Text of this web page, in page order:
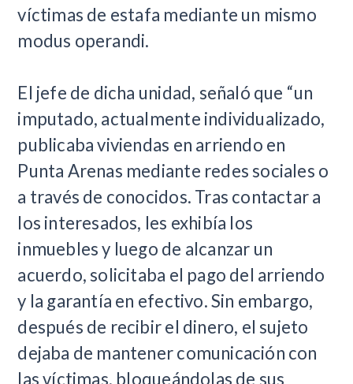
víctimas de estafa mediante un mismo
modus operandi.
El jefe de dicha unidad, señaló que “un
imputado, actualmente individualizado,
publicaba viviendas en arriendo en
Punta Arenas mediante redes sociales o
a través de conocidos. Tras contactar a
los interesados, les exhibía los
inmuebles y luego de alcanzar un
acuerdo, solicitaba el pago del arriendo
y la garantía en efectivo. Sin embargo,
después de recibir el dinero, el sujeto
dejaba de mantener comunicación con
las víctimas, bloqueándolas de sus